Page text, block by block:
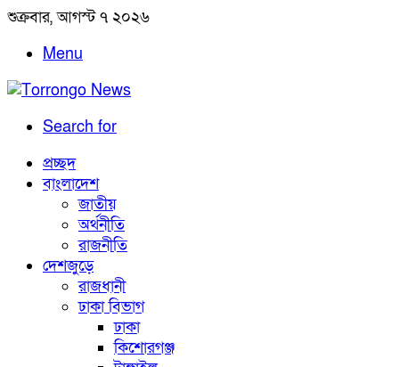
শুক্রবার, আগস্ট ৭ ২০২৬
Menu
Search for
প্রচ্ছদ
বাংলাদেশ
জাতীয়
অর্থনীতি
রাজনীতি
দেশজুড়ে
রাজধানী
ঢাকা বিভাগ
ঢাকা
কিশোরগঞ্জ